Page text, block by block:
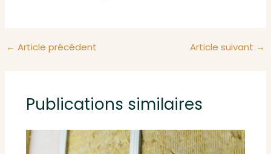
← Article précédent Article suivant →
Publications similaires